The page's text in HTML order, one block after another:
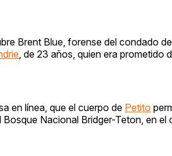
Brent Blue, forense del condado
, de 23 años, quien era prometido
en línea, que el cuerpo de Petito
Nacional Bridger-Teton, en